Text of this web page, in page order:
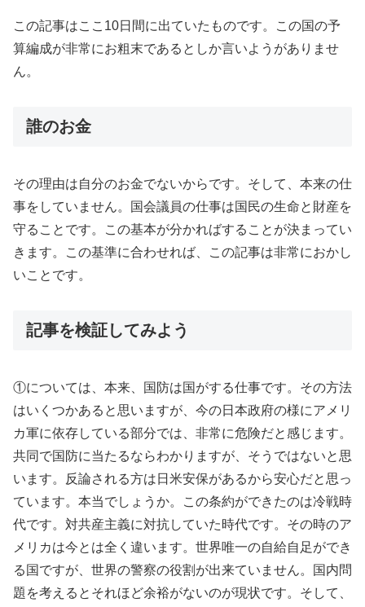
この記事はここ10日間に出ていたものです。この国の予
算編成が非常にお粗末であるとしか言いようがありませ
ん。
誰のお金
その理由は自分のお金でないからです。そして、本来の仕
事をしていません。国会議員の仕事は国民の生命と財産を
守ることです。この基本が分かればすることが決まってい
きます。この基準に合わせれば、この記事は非常におかし
いことです。
記事を検証してみよう
①については、本来、国防は国がする仕事です。その方法
はいくつかあると思いますが、今の日本政府の様にアメリ
カ軍に依存している部分では、非常に危険だと感じます。
共同で国防に当たるならわかりますが、そうではないと思
います。反論される方は日米安保があるから安心だと思っ
ています。本当でしょうか。この条約ができたのは冷戦時
代です。対共産主義に対抗していた時代です。その時のア
メリカは今とは全く違います。世界唯一の自給自足ができ
る国ですが、世界の警察の役割が出来ていません。国内問
題を考えるとそれほど余裕がないのが現状です。そして、